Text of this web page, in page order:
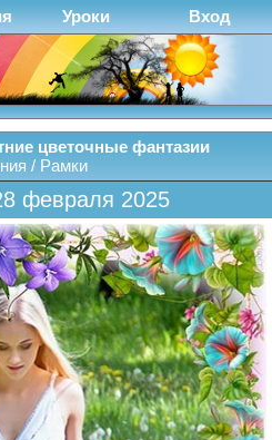
Уроки Вход
цветочные фантазии
/ Рамки
февраля 2025